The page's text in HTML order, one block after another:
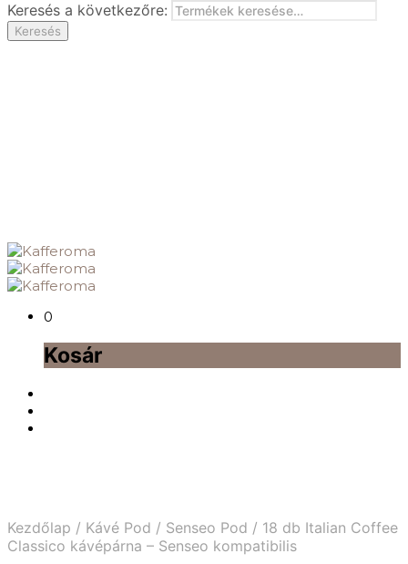
Zacskó Tea
Tartozékok
Keresés a következőre:
Keresés
0
Kosár
Kezdőlap / Kávé Pod / Senseo Pod / 18 db Italian Coffee
Classico kávépárna – Senseo kompatibilis